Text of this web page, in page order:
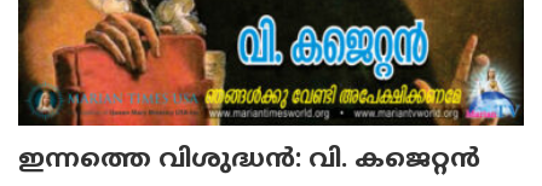
ഇന്നത്തെ വിശുദ്ധന്‍: വി. കജെറ്റന്‍